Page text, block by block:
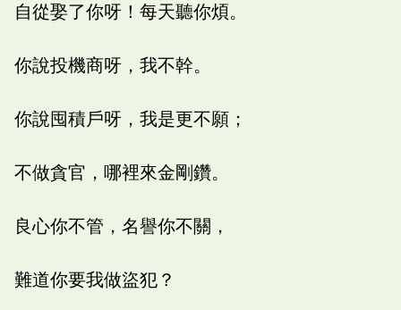
自從娶了你呀！每天聽你煩。
你說投機商呀，我不幹。
你說囤積戶呀，我是更不願；
不做貪官，哪裡來金剛鑽。
良心你不管，名譽你不關，
難道你要我做盜犯？